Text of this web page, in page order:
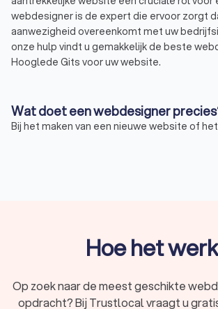
webdesigner is de expert die ervoor zorgt
aanwezigheid overeenkomt met uw
onze hulp vindt u gemakkelijk de beste
Hooglede Gits voor uw website.
Wat doet een webdesigner
Bij het maken van een nieuwe website of
de website testen om ervoor te
de website regelmatig onderhouden
Hoe het
Op zoek naar de meest geschikte
opdracht? Bij Trustlocal vraagt u